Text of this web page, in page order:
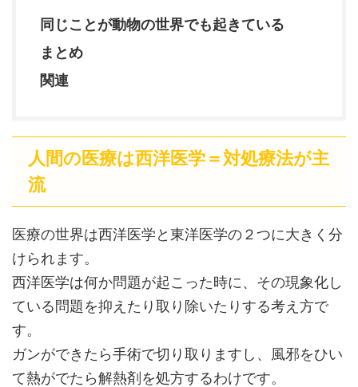
同じことが動物の世界でも起きている
まとめ
関連
人間の医療は西洋医学＝対処療法が主
流
医療の世界は西洋医学と東洋医学の２つに大きく分
けられます。
西洋医学は何か問題が起こった時に、その現象化し
ている問題を抑えたり取り除いたりする考え方で
す。
ガンができたら手術で切り取りますし、風邪をひい
て熱がでたら解熱剤を処方するわけです。